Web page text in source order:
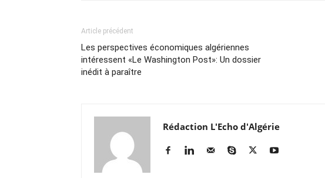
Article précédent
Les perspectives économiques algériennes
intéressent «Le Washington Post»: Un dossier
inédit à paraître
Rédaction L'Echo d'Algérie